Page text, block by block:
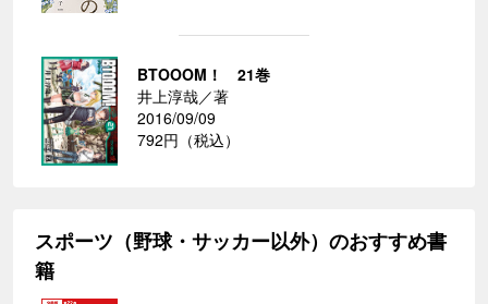
BTOOOM！ 21巻
井上淳哉／著
2016/09/09
792円（税込）
スポーツ（野球・サッカー以外）のおすすめ書
籍